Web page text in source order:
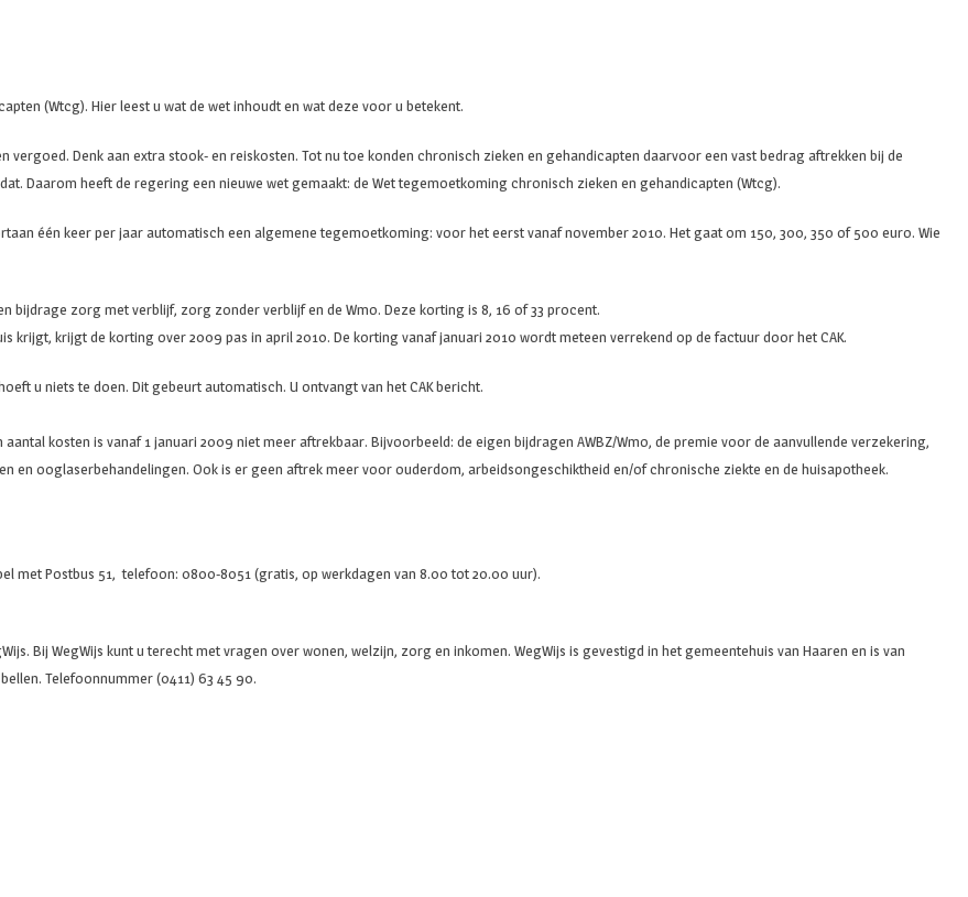
(Wtcg). Hier leest u wat de wet inhoudt en wat deze voor u betekent.
Denk aan extra stook- en reiskosten. Tot nu toe konden chronisch zieken en gehandicapten daarvoor een vast bedrag aftrekken bij de
Daarom heeft de regering een nieuwe wet gemaakt: de Wet tegemoetkoming chronisch zieken en gehandicapten (Wtcg).
één keer per jaar automatisch een algemene tegemoetkoming: voor het eerst vanaf november 2010. Het gaat om 150, 300, 350 of 500 euro. Wie
bijdrage zorg met verblijf, zorg zonder verblijf en de Wmo. Deze korting is 8, 16 of 33 procent.
krijgt, krijgt de korting over 2009 pas in april 2010. De korting vanaf januari 2010 wordt meteen verrekend op de factuur door het CAK.
u niets te doen. Dit gebeurt automatisch. U ontvangt van het CAK bericht.
kosten is vanaf 1 januari 2009 niet meer aftrekbaar. Bijvoorbeeld: de eigen bijdragen AWBZ/Wmo, de premie voor de aanvullende verzekering,
ooglaserbehandelingen. Ook is er geen aftrek meer voor ouderdom, arbeidsongeschiktheid en/of chronische ziekte en de huisapotheek.
met Postbus 51, telefoon: 0800-8051 (gratis, op werkdagen van 8.00 tot 20.00 uur).
Bij WegWijs kunt u terecht met vragen over wonen, welzijn, zorg en inkomen. WegWijs is gevestigd in het gemeentehuis van Haaren en is van
Telefoonnummer (0411) 63 45 90.